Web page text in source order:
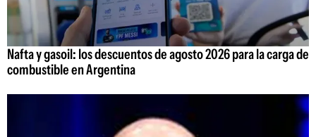
Nafta y gasoil: los descuentos de agosto 2026 para la carga de
combustible en Argentina